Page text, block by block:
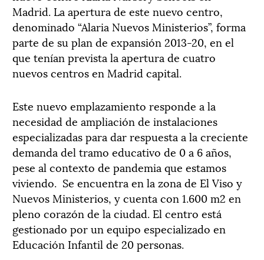
Madrid. La apertura de este nuevo centro,
denominado “Alaria Nuevos Ministerios”, forma
parte de su plan de expansión 2013-20, en el
que tenían prevista la apertura de cuatro
nuevos centros en Madrid capital.
Este nuevo emplazamiento responde a la
necesidad de ampliación de instalaciones
especializadas para dar respuesta a la creciente
demanda del tramo educativo de 0 a 6 años,
pese al contexto de pandemia que estamos
viviendo. Se encuentra en la zona de El Viso y
Nuevos Ministerios, y cuenta con 1.600 m2 en
pleno corazón de la ciudad. El centro está
gestionado por un equipo especializado en
Educación Infantil de 20 personas.